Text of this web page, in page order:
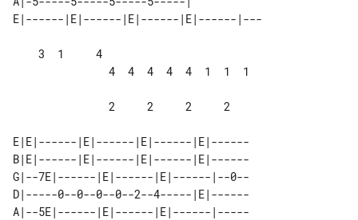
E|E|------|E|------|E|------|E|------
B|E|------|E|------|E|------|E|------
G|--7E|------|E|------|E|------|--0--
D|-----0--0--0--0--2--4-----|E|------
A|--5E|------|E|------|E|------|-----